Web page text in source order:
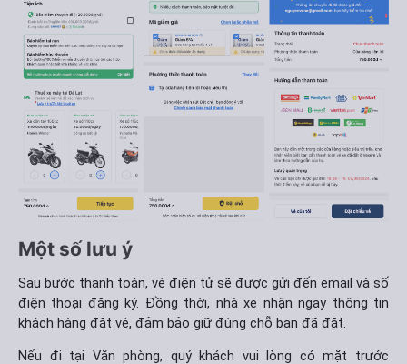
Một số lưu ý
Sau bước thanh toán, vé điện tử sẽ được gửi đến email và số
điện thoại đăng ký. Đồng thời, nhà xe nhận ngay thông tin
khách hàng đặt vé, đảm bảo giữ đúng chỗ bạn đã đặt.
Nếu đi tại Văn phòng, quý khách vui lòng có mặt trước